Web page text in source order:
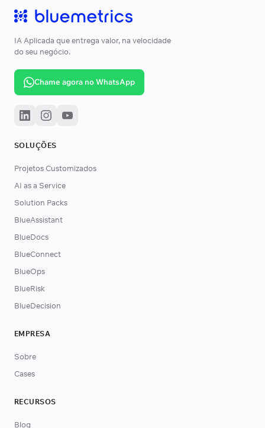
IA Aplicada que entrega valor, na velocidade
do seu negócio.
Chame agora no WhatsApp
SOLUÇÕES
Projetos Customizados
AI as a Service
Solution Packs
BlueAssistant
BlueDocs
BlueConnect
BlueOps
BlueRisk
BlueDecision
EMPRESA
Sobre
Cases
RECURSOS
Blog